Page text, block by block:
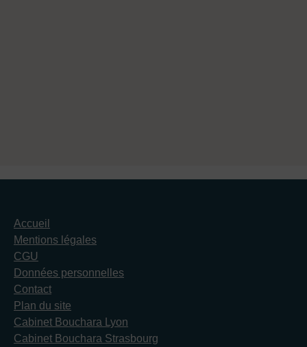
Accueil
Mentions légales
CGU
Données personnelles
Contact
Plan du site
Cabinet Bouchara Lyon
Cabinet Bouchara Strasbourg